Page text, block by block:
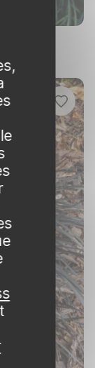
en
Pour
évitant les
ou de
il est
de
ne
la